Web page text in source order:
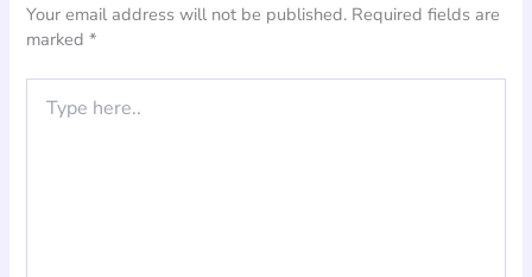
Your email address will not be published. Required fields are
marked*
here..